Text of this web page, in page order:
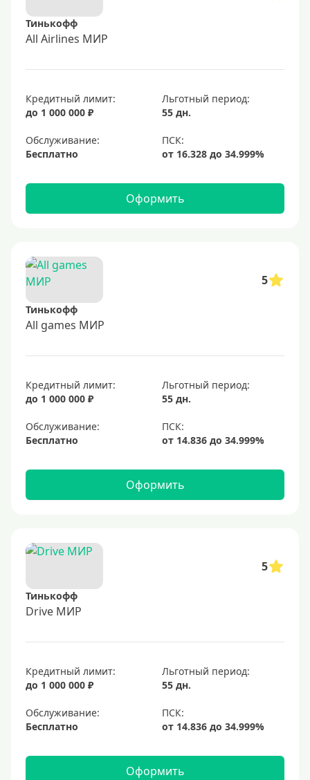
Тинькофф
All Airlines МИР
Кредитный лимит:
до 1 000 000 ₽
Льготный период:
55 дн.
Обслуживание:
Бесплатно
Оформить
5
Тинькофф
All games МИР
Кредитный лимит:
до 1 000 000 ₽
Льготный период:
55 дн.
Обслуживание:
Бесплатно
Оформить
5
Тинькофф
Drive МИР
Кредитный лимит:
до 1 000 000 ₽
Льготный период:
55 дн.
Обслуживание:
Бесплатно
Оформить